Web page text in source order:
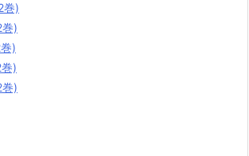
巻)
)
)
)
)